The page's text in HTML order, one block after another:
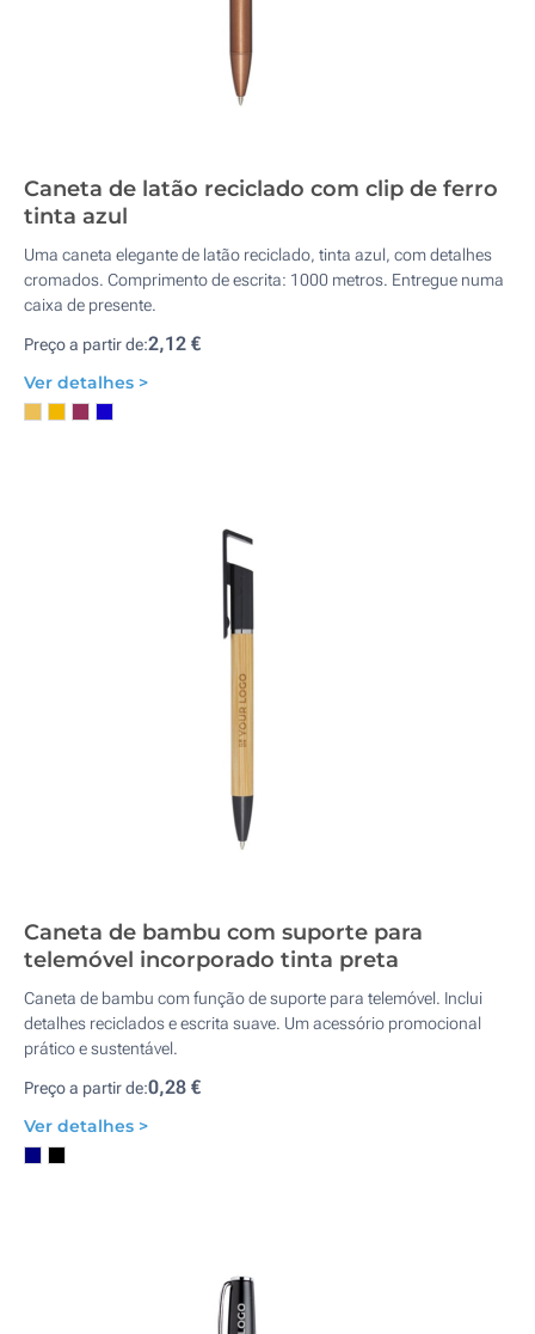
Caneta de latão reciclado com clip de ferro
tinta azul
Uma caneta elegante de latão reciclado, tinta azul, com detalhes
cromados. Comprimento de escrita: 1000 metros. Entregue numa
caixa de presente.
Preço a partir de:2,12 €
Ver detalhes >
Caneta de bambu com suporte para
telemóvel incorporado tinta preta
Caneta de bambu com função de suporte para telemóvel. Inclui
detalhes reciclados e escrita suave. Um acessório promocional
prático e sustentável.
Preço a partir de:0,28 €
Ver detalhes >